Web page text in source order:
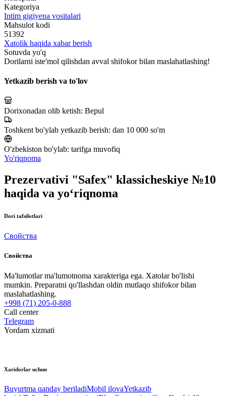
Kategoriya
Intim gigiyena vositalari
Mahsulot kodi
51392
Xatolik haqida xabar berish
Sotuvda yo'q
Dorilarni iste'mol qilishdan avval shifokor bilan maslahatlashing!
Yetkazib berish va to'lov
Dorixonadan olib ketish: Bepul
Toshkent bo'ylab yetkazib berish: dan 10 000 so'm
O'zbekiston bo'ylab: tarifga muvofiq
Yo'riqnoma
Prezervativi "Safex" klassicheskiye №10
haqida va yo‘riqnoma
Dori tafsilotlari
Свойства
Свойства
Ma'lumotlar ma'lumotnoma xarakteriga ega. Xatolar bo'lishi
mumkin. Preparatni qo'llashdan oldin mutlaqo shifokor bilan
maslahatlashing.
+998 (71) 205-0-888
Call center
Telegram
Yordam xizmati
Xaridorlar uchun
Buyurtma qanday beriladiMobil ilovaYetkazib